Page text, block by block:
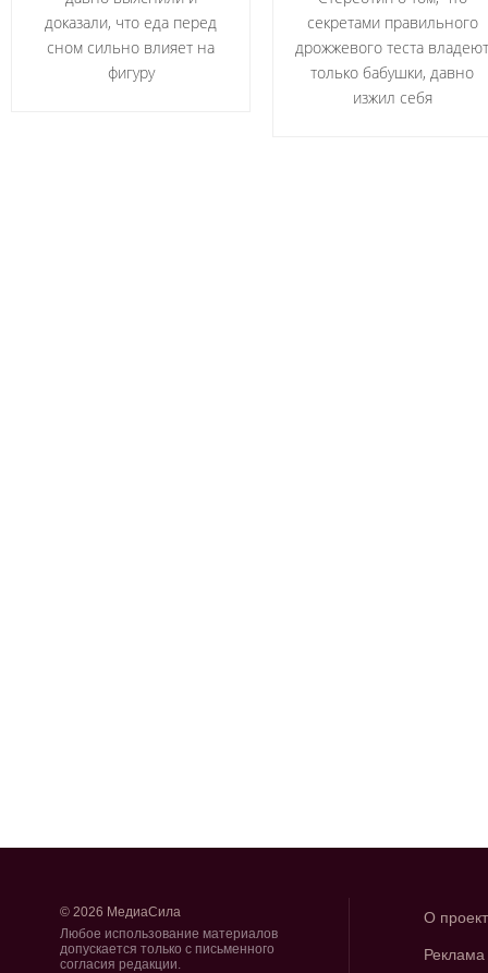
доказали, что еда перед
сном сильно влияет на
фигуру
секретами правильного
дрожжевого теста владеют
только бабушки, давно
изжил себя
© 2026 МедиаСила
Любое использование материалов
допускается только с письменного
согласия редакции.
О
Реклама